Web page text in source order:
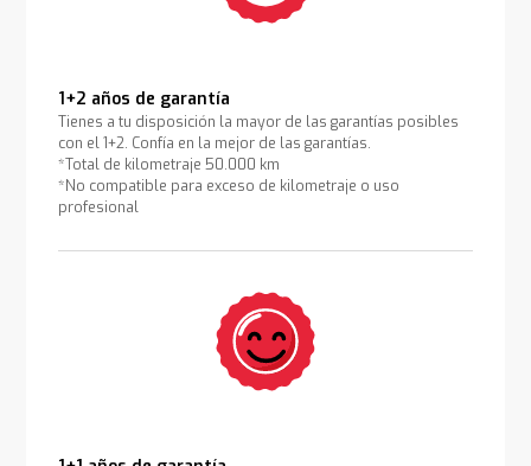
1+2 años de garantía
Tienes a tu disposición la mayor de las garantías posibles
con el 1+2. Confía en la mejor de las garantías.
*Total de kilometraje 50.000 km
*No compatible para exceso de kilometraje o uso
profesional